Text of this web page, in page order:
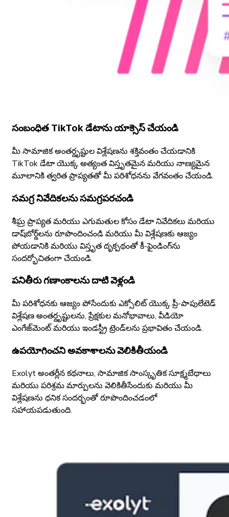
సంబంధిత TikTok డేటాను యాక్సెస్ చేయండి
మీ సామాజిక అంతర్దృష్టుల విశ్లేషణను శక్తివంతం చేయడానికి
TikTok డేటా యొక్క అత్యంత విస్తృతమైన మరియు నాణ్యమైన
మూలానికి త్వరిత ప్రాప్యతతో మీ పరిశోధనను వేగవంతం చేయండి.
సమగ్ర నివేదికలను సమగ్రపరచండి
శీఘ్ర ప్రాప్యత మరియు ఎగుమతుల కోసం డేటా నివేదికలు మరియు
డాష్‌బోర్డ్‌లను రూపొందించండి మరియు మీ విశ్లేషణకు ఆజ్యం
పోయడానికి మరియు విస్తృత దృక్పథంతో కీ-ఫైండింగ్‌ను
సందర్భోచితంగా చేయండి.
పనితీరు గణాంకాలను దాటి వెళ్లండి
మీ పరిశోధనకు ఆజ్యం పోసేందుకు ఎక్సోలిట్ యొక్క ప్రీ-పాపులేటెడ్
విశ్లేషణ అంతర్దృష్టులను, ప్రేక్షకుల మనోభావాలు, వీడియో
ఎంగేజ్‌మెంట్ మరియు ఇండస్ట్రీ ట్రెండ్‌లను ప్రభావితం చేయండి.
ఉపయోగించని అవకాశాలను వెలికితీయండి
Exolyt అంతర్లీన కథనాలు, సామాజిక సాంస్కృతిక సూక్ష్మబేధాలు
మరియు పరిశ్రమ మార్పులను వెలికితీసేందుకు మరియు మీ
విశ్లేషణను ధనిక సందర్భంతో రూపొందించడంలో
సహాయపడుతుంది.